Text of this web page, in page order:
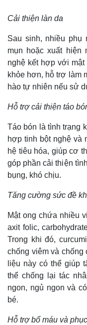
Thế giới
Quan sát
Cuộc sống đó đây
Hồ sơ
Cải thiện làn da
Sau sinh, nhiều phụ
mụn hoặc xuất hiện
nghệ kết hợp với
khỏe hơn, hỗ trợ làm
hào tự nhiên nếu sử
Hỗ trợ cải thiện táo
Táo bón là tình trạng
hợp tinh bột nghệ và
hệ tiêu hóa, giúp cơ
góp phần cải thiện
bụng, khó chịu.
Tăng cường sức đề
Mật ong chứa nhiều
axit folic,
Trong khi đó,
chống viêm và
liệu này có thể giúp
thể chống lại tác
ngon, ngủ ngon và
bé.
Hỗ trợ bổ máu và